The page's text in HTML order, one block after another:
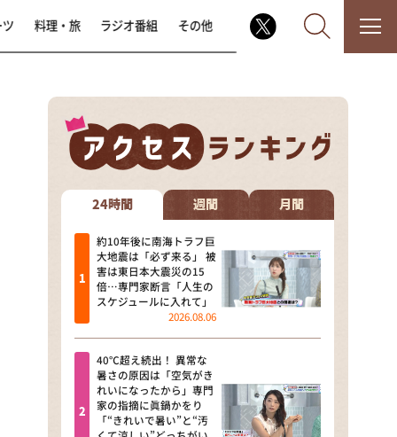
なるみ・岡村の過ぎるTV
相席食堂
これ余談なんですけど・・・
～人生密着トークバラエティ！
～ やすとものいたって真剣です
探偵！ナイトスクープ
news おかえり
河合＆A.B.C-Z塚田×福井アナ
「なんでやねん！？」（news お
料理・旅 ラジオ番組 その他
24時間 週間 月間
約10年後に南海トラフ巨
大地震は「必ず来る」 被
害は東日本大震災の15
倍…専門家断言「人生の
スケジュールに入れて」
2026.08.06
40℃超え続出！ 異常な
暑さの原因は「空気がき
れいになったから」専門
家の指摘に眞鍋かをり
「“きれいで暑い”と“汚